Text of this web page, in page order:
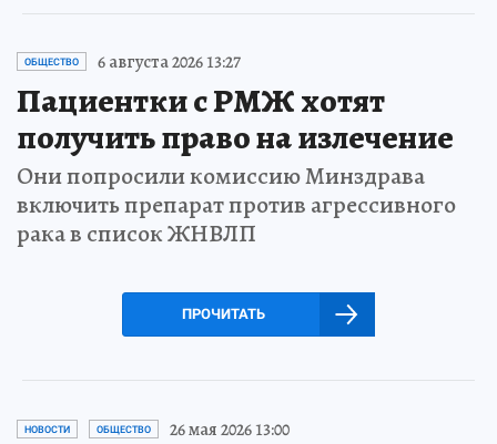
ОБЩЕСТВО 6 августа 2026 13:27
Пациентки с РМЖ хотят
получить право на излечение
Они попросили комиссию Минздрава
включить препарат против агрессивного
рака в список ЖНВЛП
ПРОЧИТАТЬ
НОВОСТИ ОБЩЕСТВО 26 мая 2026 13:00